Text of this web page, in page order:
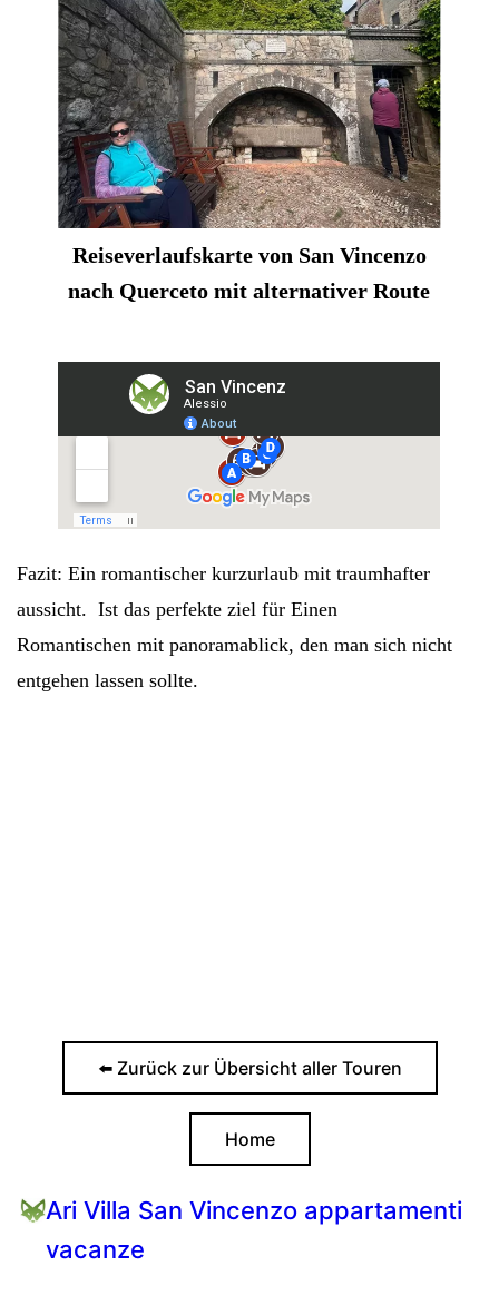
Reiseverlaufskarte von San Vincenzo
nach Querceto mit alternativer Route
Fazit: Ein romantischer kurzurlaub mit traumhafter
aussicht. Ist das perfekte ziel für Einen
Romantischen mit panoramablick, den man sich nicht
entgehen lassen sollte.
⬅️ Zurück zur Übersicht aller Touren
Home
Ari Villa San Vincenzo appartamenti
vacanze